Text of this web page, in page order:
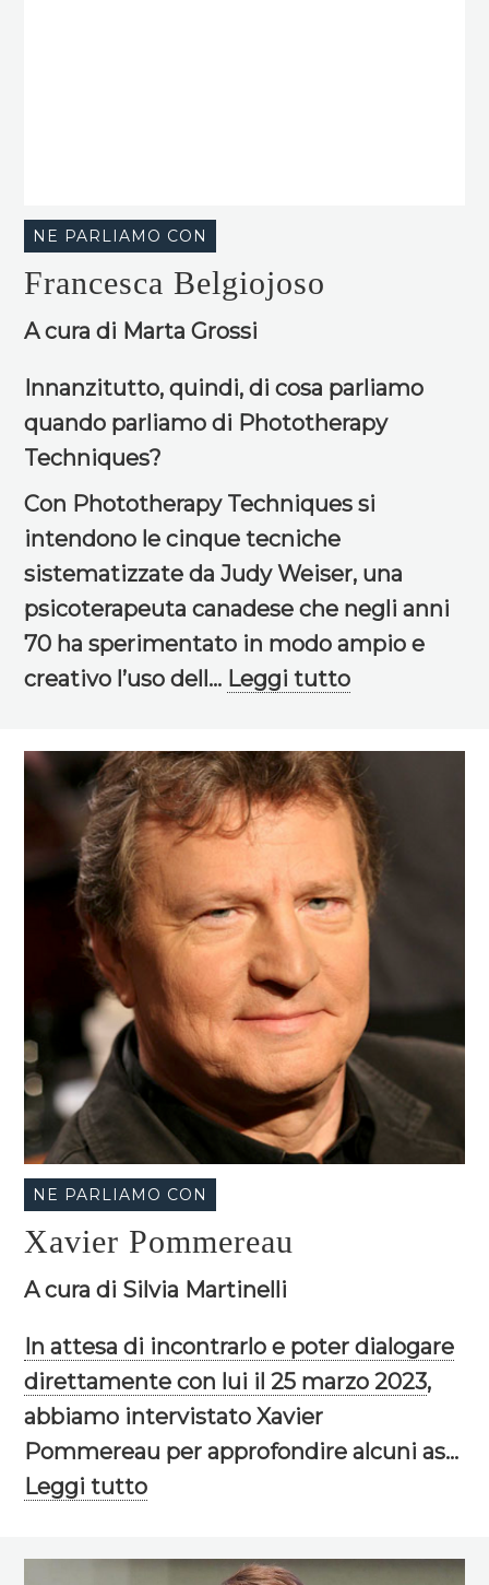
NE PARLIAMO CON
Francesca Belgiojoso
A cura di Marta Grossi
Innanzitutto, quindi, di cosa parliamo
quando parliamo di Phototherapy
Techniques?
Con Phototherapy Techniques si
intendono le cinque tecniche
sistematizzate da Judy Weiser, una
psicoterapeuta canadese che negli anni
70 ha sperimentato in modo ampio e
creativo l’uso dell... Leggi tutto
NE PARLIAMO CON
Xavier Pommereau
A cura di Silvia Martinelli
In attesa di incontrarlo e poter dialogare
direttamente con lui il 25 marzo 2023,
abbiamo intervistato Xavier
Pommereau per approfondire alcuni as...
Leggi tutto